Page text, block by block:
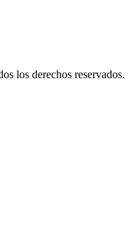
los derechos reservados.